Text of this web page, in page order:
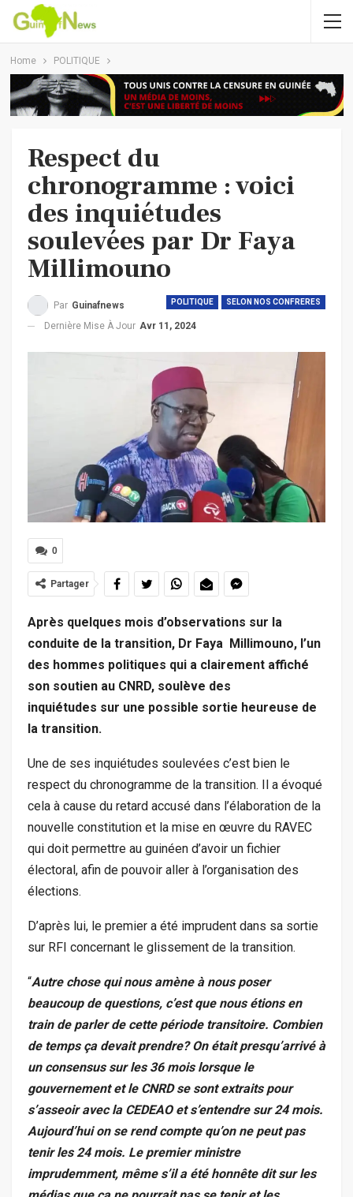
Home POLITIQUE
Respect du
chronogramme : voici
des inquiétudes
soulevées par Dr Faya
Millimouno
POLITIQUE SELON NOS CONFRERES
Par Guinafnews
Dernière Mise À Jour Avr 11, 2024
0
Partager
Après quelques mois d’observations sur la
conduite de la transition, Dr Faya Millimouno, l’un
des hommes politiques qui a clairement affiché
son soutien au CNRD, soulève des
inquiétudes sur une possible sortie heureuse de
la transition.
Une de ses inquiétudes soulevées c’est bien le
respect du chronogramme de la transition. Il a évoqué
cela à cause du retard accusé dans l’élaboration de la
nouvelle constitution et la mise en œuvre du RAVEC
qui doit permettre au guinéen d’avoir un fichier
électoral, afin de pouvoir aller à l’organisation des
élections.
D’après lui, le premier a été imprudent dans sa sortie
sur RFI concernant le glissement de la transition.
“Autre chose qui nous amène à nous poser
beaucoup de questions, c’est que nous étions en
train de parler de cette période transitoire. Combien
de temps ça devait prendre? On était presqu’arrivé à
un consensus sur les 36 mois lorsque le
gouvernement et le CNRD se sont extraits pour
s’asseoir avec la CEDEAO et s’entendre sur 24 mois.
Aujourd’hui on se rend compte qu’on ne peut pas
tenir les 24 mois. Le premier ministre
imprudemment, même s’il a été honnête dit sur les